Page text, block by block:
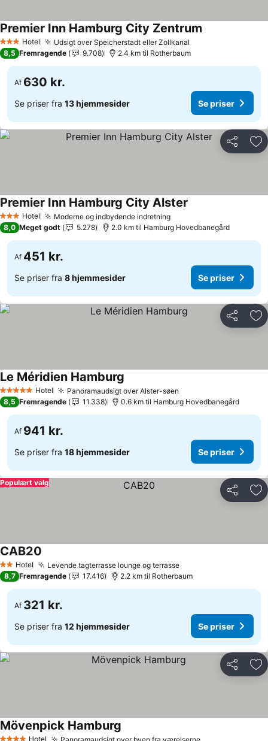
3 StjernerHotel Udsigt over Speicherstadt eller Zollkanal
Premier Inn Hamburg City Zentrum
8,5 Fremragende 9.708 2.4 km til Rotherbaum
Af 630 kr.
Se priser fra 13 hjemmesider Se priser
Del
3 StjernerHotel Moderne og indbydende indretningSe priser
Premier Inn Hamburg City Alster
8,0 Meget godt 5.278 2.0 km til Hamburg Hovedbanegård
Af 451 kr.
Se priser fra 8 hjemmesider Se priser
Del
5 Stjerner Hotel Panoramaudsigt over Alster-søen
Le Méridien Hamburg
8,5 Fremragende 11.338 0.6 km til Hamburg Hovedbanegård
Af 941 kr.
Se priser fra 18 hjemmesider Se priser
Del
Populært valg
2 Stjerner
Hotel Levende tagterrasse lounge og terrasseSe priser
CAB20
8,7 Fremragende 17.416 2.2 km til Rotherbaum
Af 321 kr.
Se priser fra 12 hjemmesider Se priser
Del
Hotel Panoramaudsigt over byen fra værelserne
Mövenpick Hamburg